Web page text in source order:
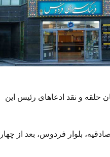
و نقد ادعاهای رئیس این
دوم صادقیه، بلوار فردوس، بعد از چهار